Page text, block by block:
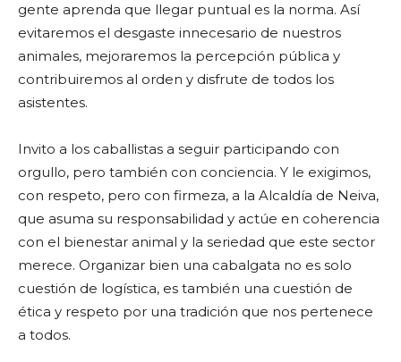
gente aprenda que llegar puntual es la norma. Así
evitaremos el desgaste innecesario de nuestros
animales, mejoraremos la percepción pública y
contribuiremos al orden y disfrute de todos los
asistentes.
Invito a los caballistas a seguir participando con
orgullo, pero también con conciencia. Y le exigimos,
con respeto, pero con firmeza, a la Alcaldía de Neiva,
que asuma su responsabilidad y actúe en coherencia
con el bienestar animal y la seriedad que este sector
merece. Organizar bien una cabalgata no es solo
cuestión de logística, es también una cuestión de
ética y respeto por una tradición que nos pertenece
a todos.